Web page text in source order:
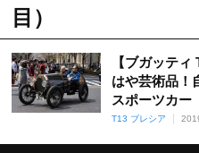
目）
【ブガッテ
はや芸術品！
スポーツカー
T13 ブレシア